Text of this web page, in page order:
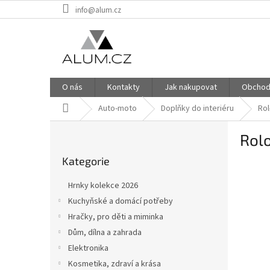
na
info@alum.cz
O nás Kontakty Jak nakupovat
Domů Auto-moto Doplňky do interiéru
kategorie
Kategorie
Hrnky kolekce 2026
Kuchyňské a domácí potřeby
Hračky, pro děti a miminka
Dům, dílna a zahrada
Elektronika
Kosmetika, zdraví a krása